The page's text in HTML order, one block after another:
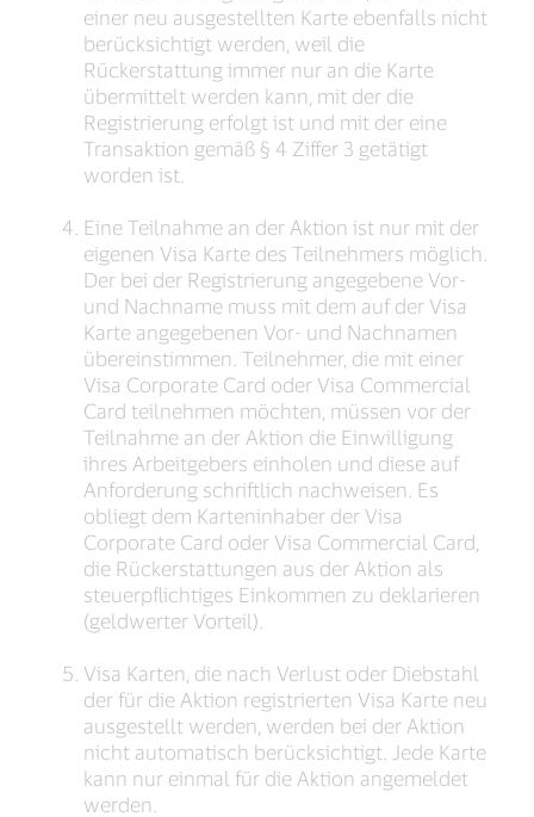
einer neu ausgestellten Karte ebenfalls nicht
berücksichtigt werden, weil die
Rückerstattung immer nur an die Karte
übermittelt werden kann, mit der die
Registrierung erfolgt ist und mit der eine
Transaktion gemäß § 4 Ziffer 3 getätigt
worden ist.
Eine Teilnahme an der Aktion ist nur mit der
eigenen Visa Karte des Teilnehmers möglich.
Der bei der Registrierung angegebene Vor-
und Nachname muss mit dem auf der Visa
Karte angegebenen Vor- und Nachnamen
übereinstimmen. Teilnehmer, die mit einer
Visa Corporate Card oder Visa Commercial
Card teilnehmen möchten, müssen vor der
Teilnahme an der Aktion die Einwilligung
ihres Arbeitgebers einholen und diese auf
Anforderung schriftlich nachweisen. Es
obliegt dem Karteninhaber der Visa
Corporate Card oder Visa Commercial Card,
die Rückerstattungen aus der Aktion als
steuerpflichtiges Einkommen zu deklarieren
(geldwerter Vorteil).
Visa Karten, die nach Verlust oder Diebstahl
der für die Aktion registrierten Visa Karte neu
ausgestellt werden, werden bei der Aktion
nicht automatisch berücksichtigt. Jede Karte
kann nur einmal für die Aktion angemeldet
werden.